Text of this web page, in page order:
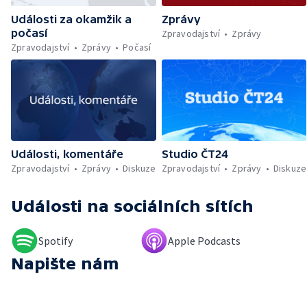
holocaustu — Sucho a nedostatek vody —
Dopravní komplikace v Ostravě —
Rekonstrukce vily Marty po požáru
Události za okamžik a
počasí
Zpravodajství
Zprávy Počasí
Zprávy
Zpravodajství
Zprávy
Události, komentáře
Zpravodajství
Zprávy Diskuze
Studio ČT24
Zpravodajství
Zprávy Diskuze
Události na sociálních sítích
Spotify Apple Podcasts
Napište nám